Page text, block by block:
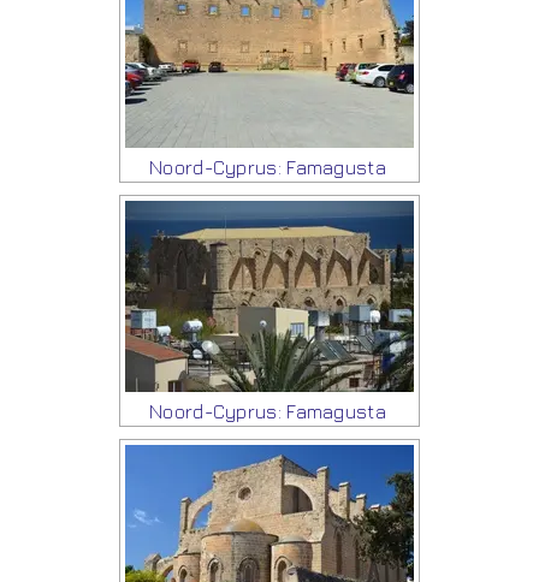
Noord-Cyprus: Famagusta
Noord-Cyprus: Famagusta